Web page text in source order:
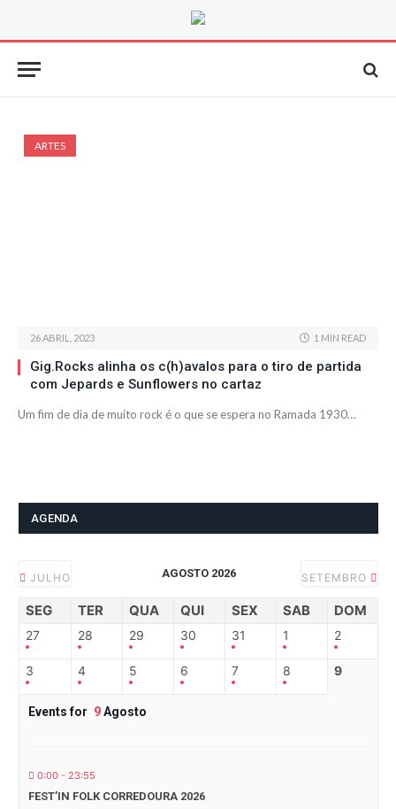
ARTES
26 ABRIL, 2023 1 MIN READ
Gig.Rocks alinha os c(h)avalos para o tiro de partida
com Jepards e Sunflowers no cartaz
Um fim de dia de muito rock é o que se espera no Ramada 1930…
AGENDA
JULHO AGOSTO 2026 SETEMBRO
SEG TER QUA QUI SEX SAB DOM
27 28 29 30 31 1 2
3 4 5 6 7 8 9
Events for 9Agosto
0:00 - 23:55
FEST’IN FOLK CORREDOURA 2026